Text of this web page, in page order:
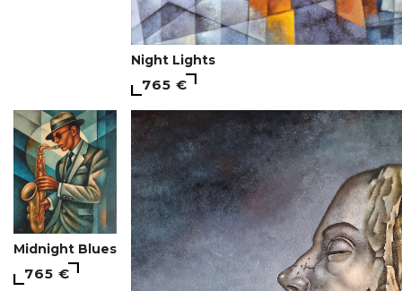
Night Lights
765 €
Midnight Blues
765 €